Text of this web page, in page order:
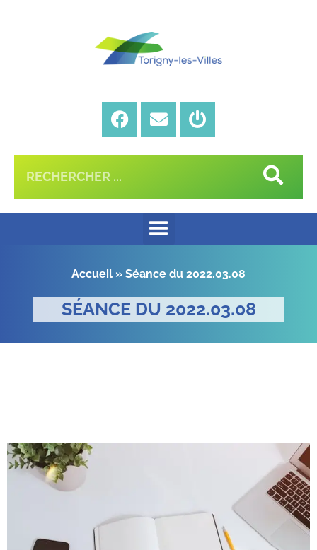
Accueil » Séance du 2022.03.08
SÉANCE DU 2022.03.08